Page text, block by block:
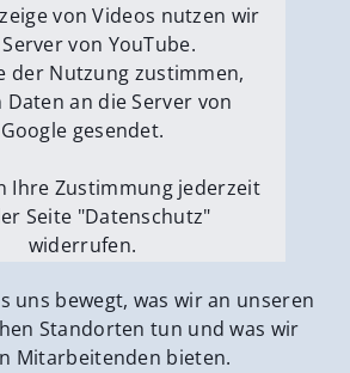
Medien erlauben
von Videos nutzen wir
von YouTube.
der Nutzung zustimmen,
Daten an die Server von
Google gesendet.
Ihre Zustimmung jederzeit
Seite "Datenschutz"
widerrufen.
Medien erlauben
uns bewegt, was wir an unseren
Standorten tun und was wir
Mitarbeitenden bieten.